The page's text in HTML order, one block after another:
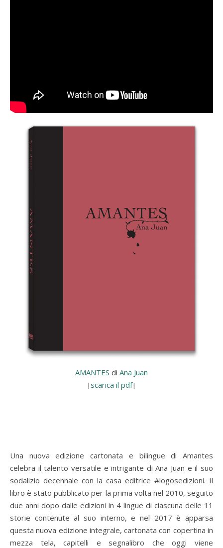
AMANTES di Ana Juan
[scarica il pdf]
Una nuova edizione cartonata e bilingue di Amantes
celebra il talento versatile e intrigante di Ana Juan e il suo
sodalizio decennale con la casa editrice #logosedizioni. Il
libro è stato pubblicato per la prima volta nel 2010, seguito
due anni dopo dalle edizioni in 4 lingue di ciascuna delle 11
storie contenute al suo interno, e nel 2017 è apparsa
questa nuova edizione integrale, cartonata con copertina in
mezza tela, capitelli e segnalibro che oggi viene